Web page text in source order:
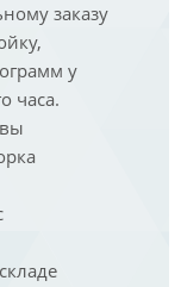
заказу
у
часа.